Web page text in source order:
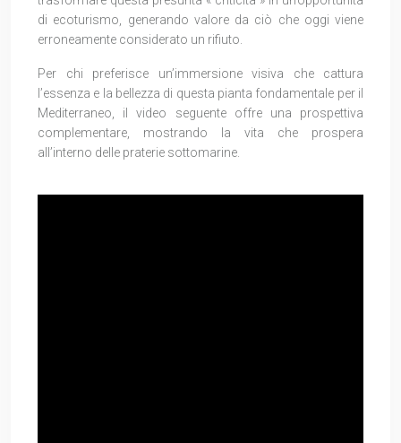
di ecoturismo, generando valore da ciò che oggi viene
erroneamente considerato un rifiuto.
Per chi preferisce un’immersione visiva che cattura
l’essenza e la bellezza di questa pianta fondamentale per il
Mediterraneo, il video seguente offre una prospettiva
complementare, mostrando la vita che prospera
all’interno delle praterie sottomarine.